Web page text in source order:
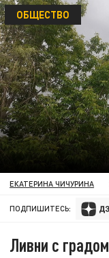
ОБЩЕСТВО
ЕКАТЕРИНА ЧИЧУРИНА
ПОДПИШИТЕСЬ:
Ливни с